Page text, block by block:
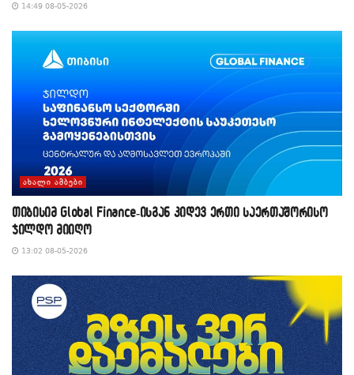
14:49 08-05-2026
ᲐᲮᲐᲚᲘ ᲐᲛᲑᲔᲑᲘ
თიბისიმ Global Finance-ისგან კიდევ ერთი საერთაშორისო
ჯილდო მიიღო
13:02 08-05-2026